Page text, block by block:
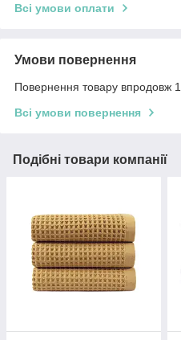
Всі умови оплати
Умови повернення
Повернення товару впродовж
Всі умови повернення
Подібні товари компанії